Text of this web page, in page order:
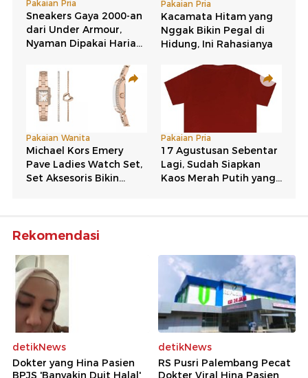
Rekomendasi
detikNews
Dokter yang Hina Pasien
BPJS 'Banyakin Duit Halal'
detikNews
RS Pusri Palembang Pecat
Dokter Viral Hina Pasien